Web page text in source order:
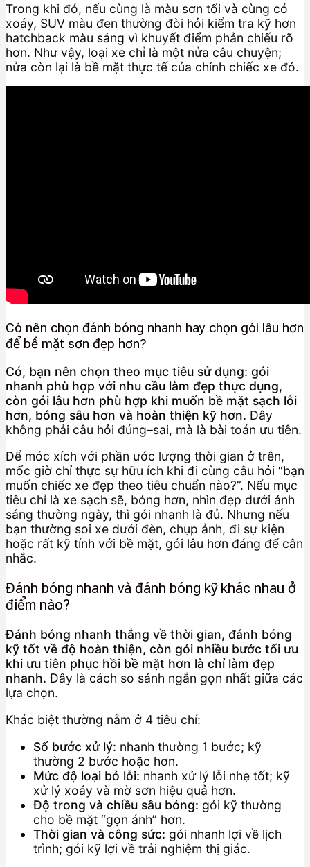
Trong khi đó, nếu cùng là màu sơn tối và cùng có
xoáy, SUV màu đen thường đòi hỏi kiểm tra kỹ hơn
hatchback màu sáng vì khuyết điểm phản chiếu rõ
hơn. Như vậy, loại xe chỉ là một nửa câu chuyện;
nửa còn lại là bề mặt thực tế của chính chiếc xe đó.
Có nên chọn đánh bóng nhanh hay chọn gói lâu hơn
để bề mặt sơn đẹp hơn?
Có, bạn nên chọn theo mục tiêu sử dụng: gói
nhanh phù hợp với nhu cầu làm đẹp thực dụng,
còn gói lâu hơn phù hợp khi muốn bề mặt sạch lỗi
hơn, bóng sâu hơn và hoàn thiện kỹ hơn. Đây
không phải câu hỏi đúng–sai, mà là bài toán ưu tiên.
Để móc xích với phần ước lượng thời gian ở trên,
mốc giờ chỉ thực sự hữu ích khi đi cùng câu hỏi “bạn
muốn chiếc xe đẹp theo tiêu chuẩn nào?”. Nếu mục
tiêu chỉ là xe sạch sẽ, bóng hơn, nhìn đẹp dưới ánh
sáng thường ngày, thì gói nhanh là đủ. Nhưng nếu
bạn thường soi xe dưới đèn, chụp ảnh, đi sự kiện
hoặc rất kỹ tính với bề mặt, gói lâu hơn đáng để cân
nhắc.
Đánh bóng nhanh và đánh bóng kỹ khác nhau ở
điểm nào?
Đánh bóng nhanh thắng về thời gian, đánh bóng
kỹ tốt về độ hoàn thiện, còn gói nhiều bước tối ưu
khi ưu tiên phục hồi bề mặt hơn là chỉ làm đẹp
nhanh. Đây là cách so sánh ngắn gọn nhất giữa các
lựa chọn.
Khác biệt thường nằm ở 4 tiêu chí:
Số bước xử lý: nhanh thường 1 bước; kỹ
thường 2 bước hoặc hơn.
Mức độ loại bỏ lỗi: nhanh xử lý lỗi nhẹ tốt; kỹ
xử lý xoáy và mờ sơn hiệu quả hơn.
Độ trong và chiều sâu bóng: gói kỹ thường
cho bề mặt “gọn ánh” hơn.
Thời gian và công sức: gói nhanh lợi về lịch
trình; gói kỹ lợi về trải nghiệm thị giác.